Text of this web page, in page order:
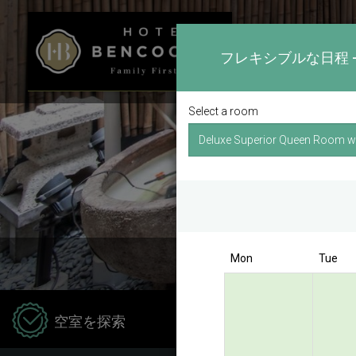
空室を探索
フレキシブルな日程
Select a room
Mon Tue